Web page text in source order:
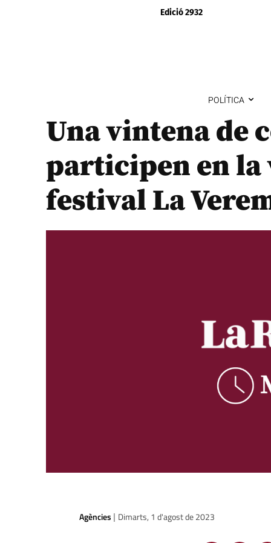
Edició 2932
POLÍTICA
Una vintena de
participen en la
festival La
Agències | Dimarts, 1 d'agost de 2023